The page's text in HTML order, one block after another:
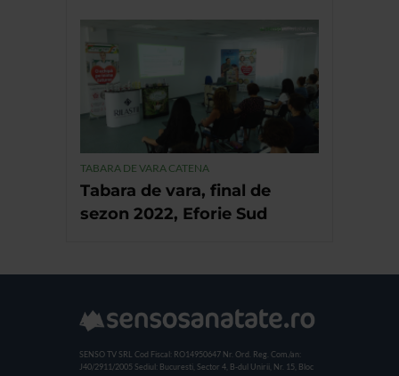
TABARA DE VARA CATENA
Tabara de vara, final de
sezon 2022, Eforie Sud
SENSO TV SRL Cod Fiscal: RO14950647 Nr. Ord. Reg. Com./an:
J40/2911/2005 Sediul: Bucuresti, Sector 4, B-dul Unirii, Nr. 15, Bloc